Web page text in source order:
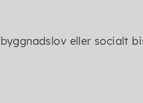
eller socialt